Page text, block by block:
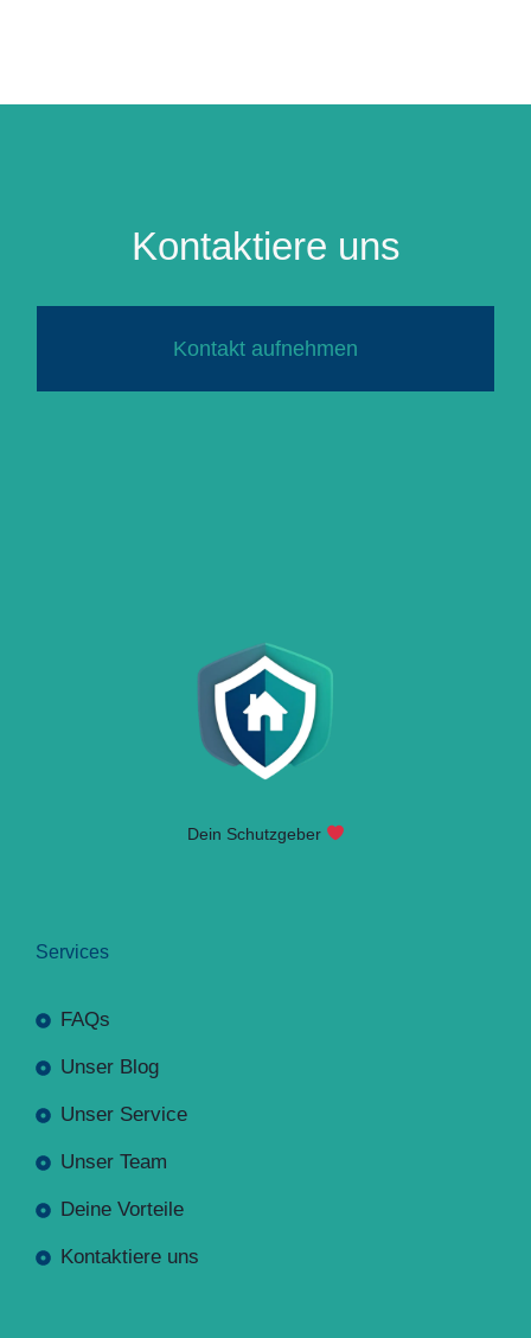
Kontaktiere uns
Kontakt aufnehmen
Dein Schutzgeber
Services
FAQs
Unser Blog
Unser Service
Unser Team
Deine Vorteile
Kontaktiere uns